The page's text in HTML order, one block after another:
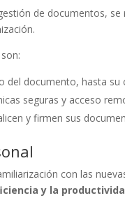
de documentos,
del documento, hasta su
seguras y acceso
y firmen sus
con las
y la